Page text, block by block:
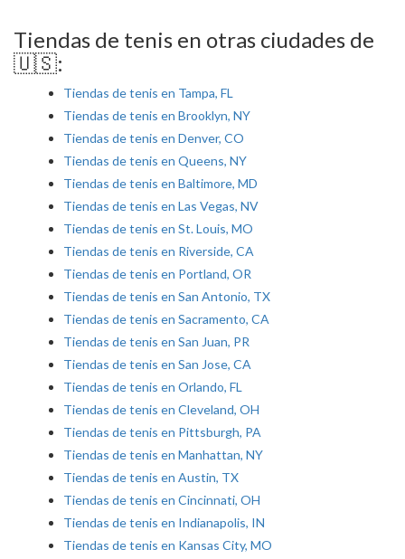
Tiendas de tenis en otras ciudades de
🇺🇸:
Tiendas de tenis en Tampa, FL
Tiendas de tenis en Brooklyn, NY
Tiendas de tenis en Denver, CO
Tiendas de tenis en Queens, NY
Tiendas de tenis en Baltimore, MD
Tiendas de tenis en Las Vegas, NV
Tiendas de tenis en St. Louis, MO
Tiendas de tenis en Riverside, CA
Tiendas de tenis en Portland, OR
Tiendas de tenis en San Antonio, TX
Tiendas de tenis en Sacramento, CA
Tiendas de tenis en San Juan, PR
Tiendas de tenis en San Jose, CA
Tiendas de tenis en Orlando, FL
Tiendas de tenis en Cleveland, OH
Tiendas de tenis en Pittsburgh, PA
Tiendas de tenis en Manhattan, NY
Tiendas de tenis en Austin, TX
Tiendas de tenis en Cincinnati, OH
Tiendas de tenis en Indianapolis, IN
Tiendas de tenis en Kansas City, MO